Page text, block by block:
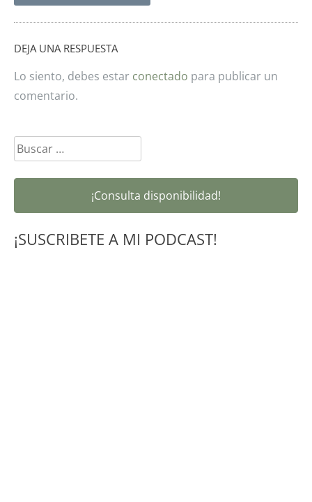
DEJA UNA RESPUESTA
Lo siento, debes estar conectado para publicar un
comentario.
Buscar:
¡Consulta disponibilidad!
¡SUSCRIBETE A MI PODCAST!